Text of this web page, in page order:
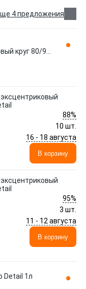
4 предложения
круг 80/90
88%
10 шт.
16 - 18 августа
В корзину
95%
3 шт.
11 - 12 августа
В корзину
Detail 1л